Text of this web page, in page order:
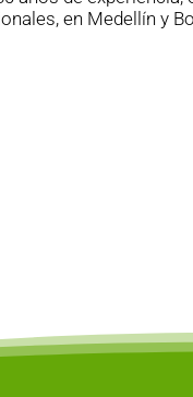
en Medellín y